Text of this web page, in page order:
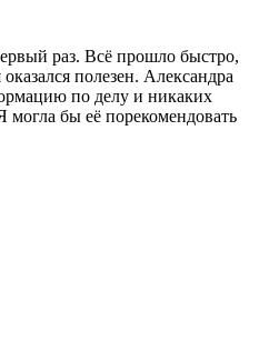
раз. Всё прошло быстро,
полезен. Александра
по делу и никаких
могла бы её порекомендовать